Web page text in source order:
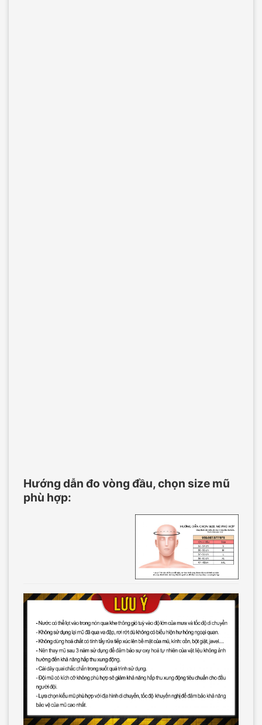
Hướng dẫn đo vòng đầu, chọn size mũ
phù hợp: